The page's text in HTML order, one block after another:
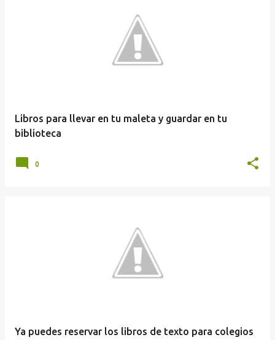
Libros para llevar en tu maleta y guardar en tu
biblioteca
0
Ya puedes reservar los libros de texto para colegios